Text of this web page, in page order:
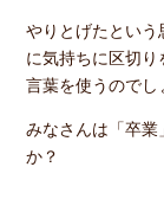
やりとげたという
に気持ちに区切り
言葉を使うのでし
みなさんは「卒業
か？